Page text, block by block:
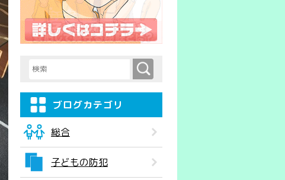
検索キーワード入力 検索
ブログカテゴリ
総合
子どもの防犯